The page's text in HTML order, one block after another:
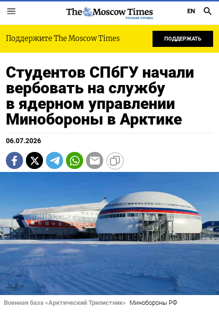
РУССКАЯ СЛУЖБА
EN
Поддержите The Moscow Times ПОДДЕРЖАТЬ
Студентов СПбГУ начали
вербовать на службу
в ядерном управлении
Минобороны в Арктике
06.07.2026
Военная база «Арктический Трилистник» Минобороны РФ